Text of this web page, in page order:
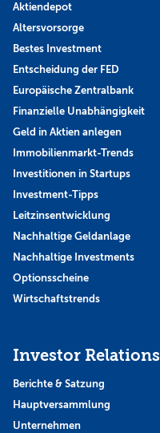
Aktiendepot
Altersvorsorge
Bestes Investment
Entscheidung der FED
Europäische Zentralbank
Finanzielle Unabhängigkeit
Geld in Aktien anlegen
Immobilienmarkt-Trends
Investitionen in Startups
Investment-Tipps
Leitzinsentwicklung
Nachhaltige Geldanlage
Nachhaltige Investments
Optionsscheine
Wirtschaftstrends
Investor Relations
Berichte & Satzung
Hauptversammlung
Unternehmen